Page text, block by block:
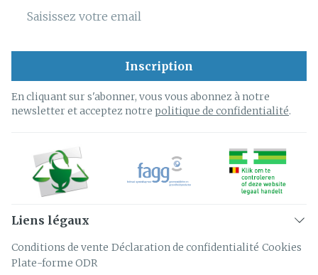
Adresse mail
Inscription
En cliquant sur s'abonner, vous vous abonnez à notre
newsletter et acceptez notre politique de confidentialité.
Liens légaux
Conditions de vente Déclaration de confidentialité Cookies
Plate-forme ODR